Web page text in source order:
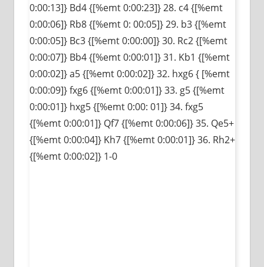
0:00:13]} Bd4 {[%emt 0:00:23]} 28. c4 {[%emt
0:00:06]} Rb8 {[%emt 0: 00:05]} 29. b3 {[%emt
0:00:05]} Bc3 {[%emt 0:00:00]} 30. Rc2 {[%emt
0:00:07]} Bb4 {[%emt 0:00:01]} 31. Kb1 {[%emt
0:00:02]} a5 {[%emt 0:00:02]} 32. hxg6 { [%emt
0:00:09]} fxg6 {[%emt 0:00:01]} 33. g5 {[%emt
0:00:01]} hxg5 {[%emt 0:00: 01]} 34. fxg5
{[%emt 0:00:01]} Qf7 {[%emt 0:00:06]} 35. Qe5+
{[%emt 0:00:04]} Kh7 {[%emt 0:00:01]} 36. Rh2+
{[%emt 0:00:02]} 1-0